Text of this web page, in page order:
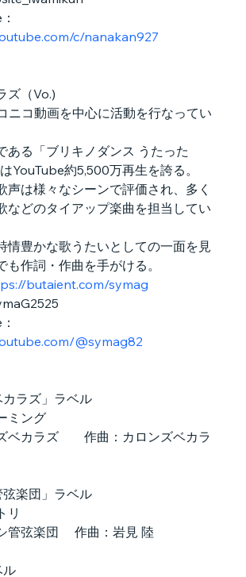
c/nanakan927
ズ（Vo.)
ニコ動画を中心に活動を行なってい
ある「ブリキノダンス うたった
YouTube約5,500万再生を誇る。
声は様々なシーンで評価され、多く
などのタイアップ楽曲を担当してい
情豊かな歌うたいとしての一面を見
も作詞・作曲を手がける。
butaient.com/symag
@symag82
ラズ」ラベル
ミング
ベカラズ　　作曲：カロンズベカラ
楽団」ラベル
リ
管弦楽団　 作曲：岩見 陸
ル